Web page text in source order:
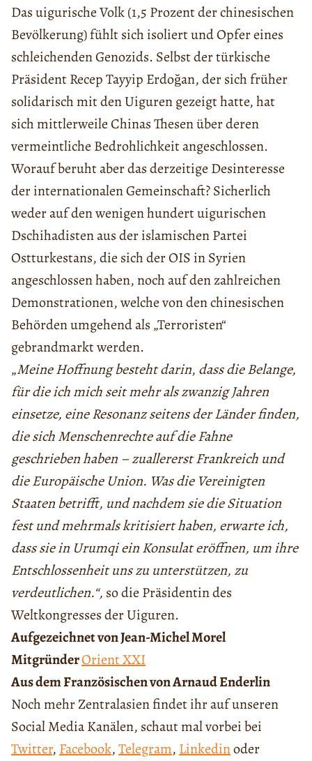
Das uigurische Volk (1,5 Prozent der chinesischen
Bevölkerung) fühlt sich isoliert und Opfer eines
schleichenden Genozids. Selbst der türkische
Präsident Recep Tayyip Erdoğan, der sich früher
solidarisch mit den Uiguren gezeigt hatte, hat
sich mittlerweile Chinas Thesen über deren
vermeintliche Bedrohlichkeit angeschlossen.
Worauf beruht aber das derzeitige Desinteresse
der internationalen Gemeinschaft? Sicherlich
weder auf den wenigen hundert uigurischen
Dschihadisten aus der islamischen Partei
Ostturkestans, die sich der OIS in Syrien
angeschlossen haben, noch auf den zahlreichen
Demonstrationen, welche von den chinesischen
Behörden umgehend als „Terroristen“
gebrandmarkt werden.
„Meine Hoffnung besteht darin, dass die Belange,
für die ich mich seit mehr als zwanzig Jahren
einsetze, eine Resonanz seitens der Länder finden,
die sich Menschenrechte auf die Fahne
geschrieben haben – zuallererst Frankreich und
die Europäische Union. Was die Vereinigten
Staaten betrifft, und nachdem sie die Situation
fest und mehrmals kritisiert haben, erwarte ich,
dass sie in Urumqi ein Konsulat eröffnen, um ihre
Entschlossenheit uns zu unterstützen, zu
verdeutlichen.“, so die Präsidentin des
Weltkongresses der Uiguren.
Aufgezeichnet von Jean-Michel Morel
MitgründerOrient XXI
Aus dem Französischen von Arnaud Enderlin
Noch mehr Zentralasien findet ihr auf unseren
Social Media Kanälen, schaut mal vorbei bei
Twitter, Facebook,Telegram, Linkedinoder